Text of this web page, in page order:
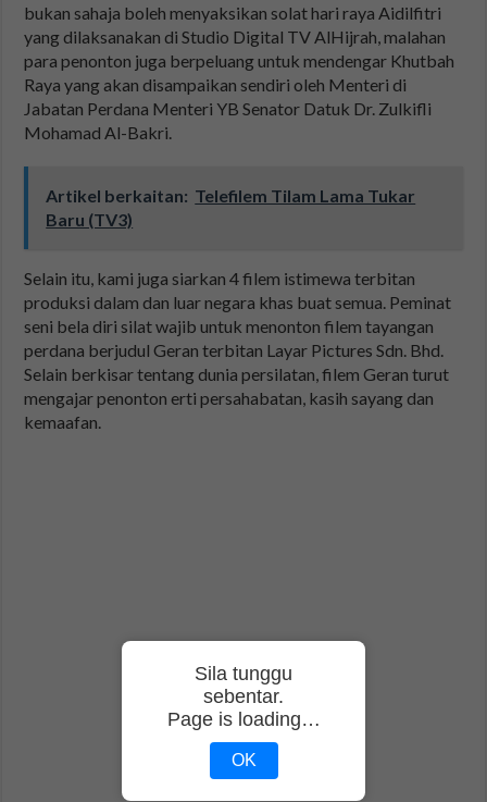
bukan sahaja boleh menyaksikan solat hari raya Aidilfitri
yang dilaksanakan di Studio Digital TV AlHijrah, malahan
para penonton juga berpeluang untuk mendengar Khutbah
Raya yang akan disampaikan sendiri oleh Menteri di
Jabatan Perdana Menteri YB Senator Datuk Dr. Zulkifli
Mohamad Al-Bakri.
Artikel berkaitan: Telefilem Tilam Lama Tukar
Baru (TV3)
Selain itu, kami juga siarkan 4 filem istimewa terbitan
produksi dalam dan luar negara khas buat semua. Peminat
seni bela diri silat wajib untuk menonton filem tayangan
perdana berjudul Geran terbitan Layar Pictures Sdn. Bhd.
Selain berkisar tentang dunia persilatan, filem Geran turut
mengajar penonton erti persahabatan, kasih sayang dan
kemaafan.
Sila tunggu
sebentar.
Page is loading…
OK